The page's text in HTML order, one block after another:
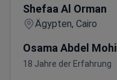
Shefaa Al Orman
Ägypten, Cairo
Osama Abdel
18 Jahre der Erfahrung